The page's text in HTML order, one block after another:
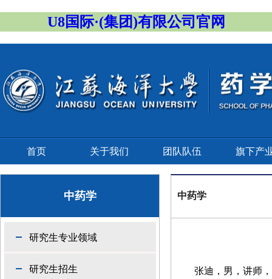
U8国际·(集团)有限公司官网
首页 关于我们 团队队伍 旗下产
中药学
研究生专业领域
研究生招生
中药学
张迪 ，男，讲师